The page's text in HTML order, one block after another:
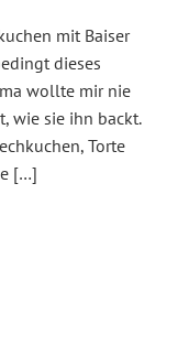
mit Baiser
dieses
wollte mir nie
wie sie ihn backt.
Torte
[…]